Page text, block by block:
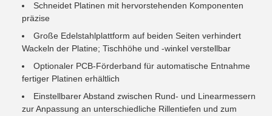
Schneidet Platinen mit hervorstehenden Komponenten
präzise
Große Edelstahlplattform auf beiden Seiten verhindert
Wackeln der Platine; Tischhöhe und -winkel verstellbar
Optionaler PCB-Förderband für automatische Entnahme
fertiger Platinen erhältlich
Einstellbarer Abstand zwischen Rund- und Linearmessern
zur Anpassung an unterschiedliche Rillentiefen und zum